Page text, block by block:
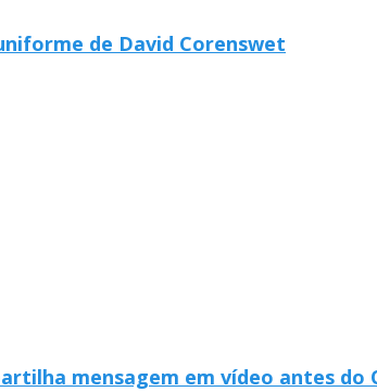
de David Corenswet
mensagem em vídeo antes do